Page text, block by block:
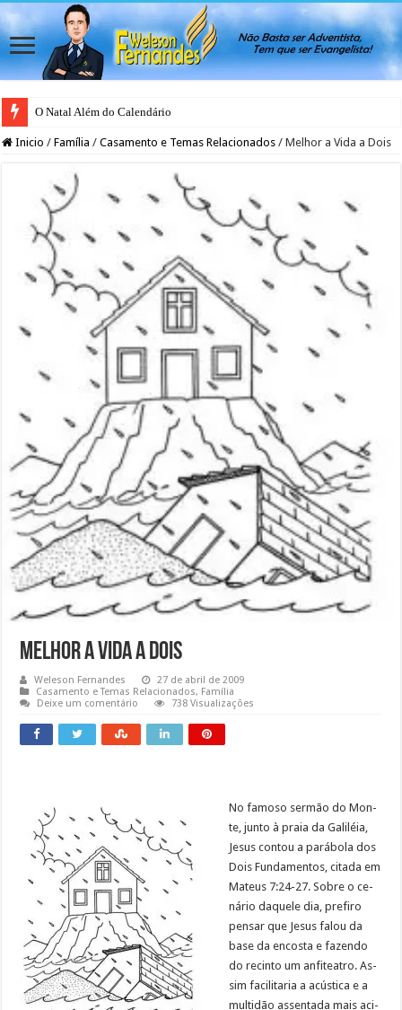
O Natal Além do Calendário
Inicio / Família / Casamento e Temas Relacionados / Melhor a Vida a Dois
Melhor a Vida a Dois
Weleson Fernandes
27 de abril de 2009
Casamento e Temas Relacionados, Família
Deixe um comentário
738 Visualizações
No fa­mo­so ser­mão do Mon­
te, jun­to à praia da Ga­li­léia,
Je­sus con­tou a pa­rá­bo­la dos
Dois Fun­da­men­tos, ci­ta­da em
Ma­teus 7:24-27. So­bre o ce­
ná­rio da­que­le dia, pre­fi­ro
pen­sar que Je­sus fa­lou da
ba­se da en­cos­ta e fa­zen­do
do re­cin­to um an­fi­tea­tro. As­
sim fa­ci­li­ta­ria a acús­ti­ca e a
mul­ti­dão as­sen­ta­da mais aci­